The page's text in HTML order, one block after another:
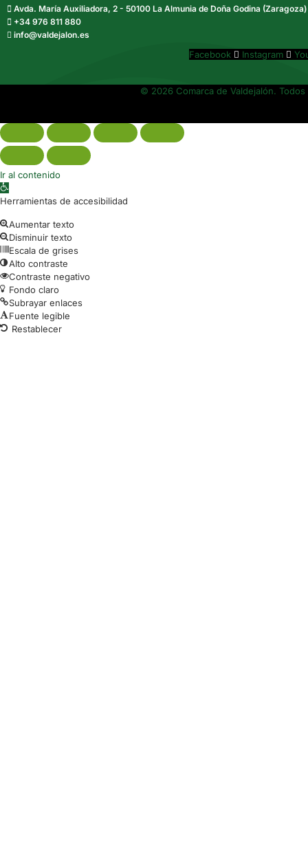
Avda. María Auxiliadora, 2 - 50100 La Almunia de Doña Godina (Zaragoza)
+34 976 811 880
info@valdejalon.es
Facebook Instagram
© 2026 Comarca de Valdejalón.
Ir al contenido
Abrir barra de herramientas
Herramientas de accesibilidad
Aumentar texto
Disminuir texto
Escala de grises
Alto contraste
Contraste negativo
Fondo claro
Subrayar enlaces
Fuente legible
Restablecer